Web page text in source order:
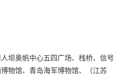
坝奥帆中心五四广场、栈桥、信号
物馆、青岛海军博物馆、（江苏